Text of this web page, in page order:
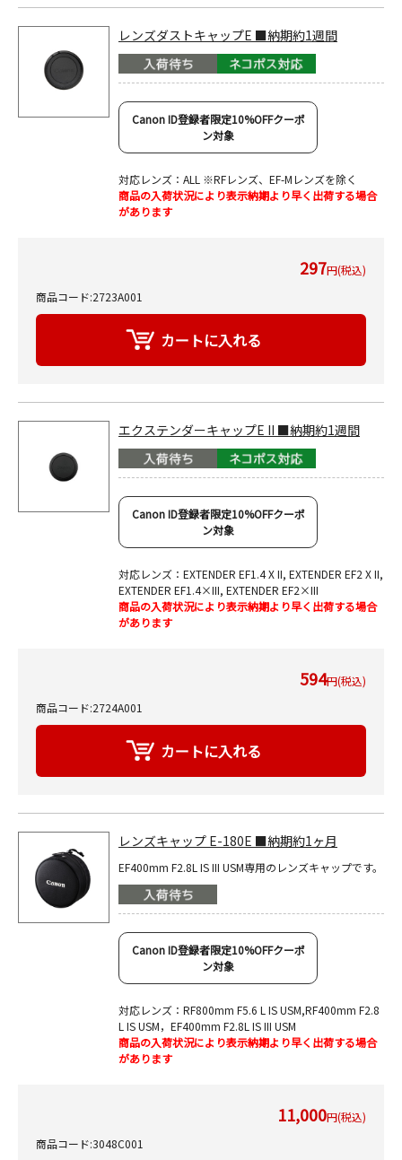
レンズダストキャップE ■納期約1週間
Canon ID登録者限定10%OFFクーポ
ン対象
対応レンズ：ALL ※RFレンズ、EF-Mレンズを除く
商品の入荷状況により表示納期より早く出荷する場合
があります
297円(税込)
商品コード:2723A001
エクステンダーキャップE II ■納期約1週間
Canon ID登録者限定10%OFFクーポ
ン対象
対応レンズ：EXTENDER EF1.4 X II, EXTENDER EF2 X II,
EXTENDER EF1.4×III, EXTENDER EF2×III
商品の入荷状況により表示納期より早く出荷する場合
があります
594円(税込)
商品コード:2724A001
レンズキャップ E-180E ■納期約1ヶ月
EF400mm F2.8L IS III USM専用のレンズキャップです。
Canon ID登録者限定10%OFFクーポ
ン対象
対応レンズ：RF800mm F5.6 L IS USM,RF400mm F2.8
L IS USM，EF400mm F2.8L IS III USM
商品の入荷状況により表示納期より早く出荷する場合
があります
11,000円(税込)
商品コード:3048C001